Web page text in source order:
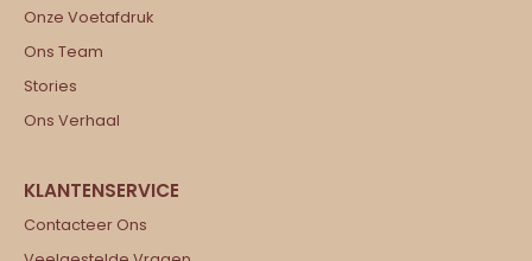
Onze Voetafdruk
Ons Team
Stories
Ons Verhaal
Contacteer Ons